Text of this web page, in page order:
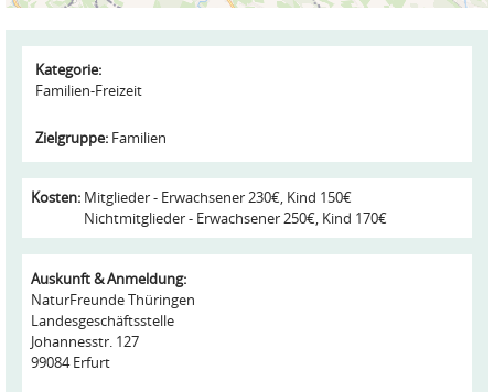
Kategorie:
Familien-Freizeit
Zielgruppe: Familien
Kosten: Mitglieder - Erwachsener 230€, Kind 150€
Nichtmitglieder - Erwachsener 250€, Kind 170€
Auskunft & Anmeldung:
NaturFreunde Thüringen
Landesgeschäftsstelle
Johannesstr. 127
99084 Erfurt